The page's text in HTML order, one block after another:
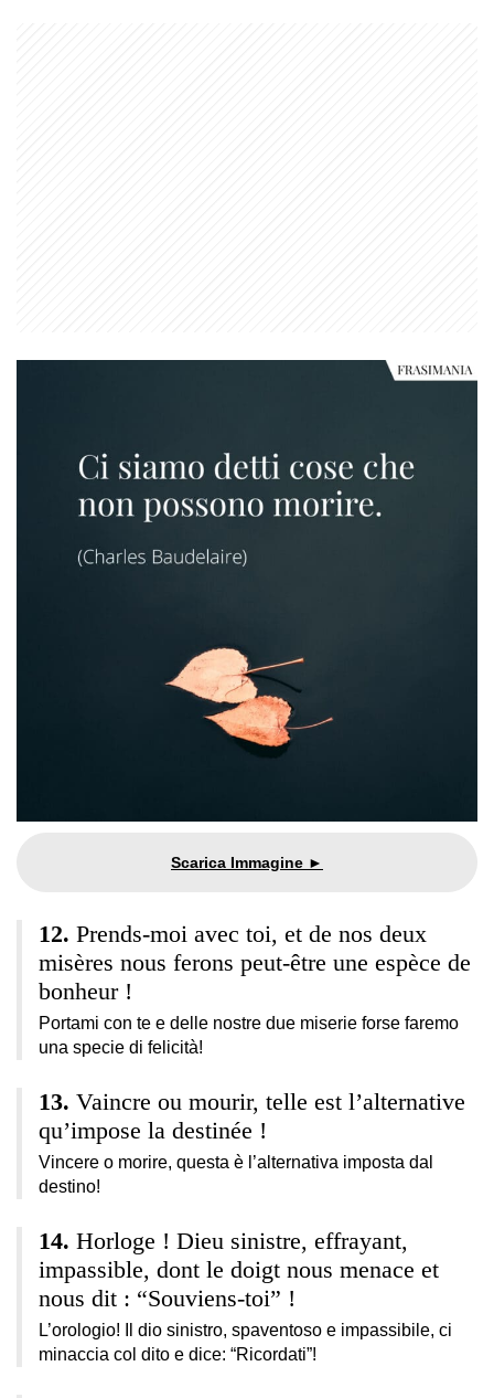
Prends-moi avec toi, et de nos deux
misères nous ferons peut-être une espèce de
bonheur !
Portami con te e delle nostre due miserie forse faremo
una specie di felicità!
Vaincre ou mourir, telle est l’alternative
qu’impose la destinée !
Vincere o morire, questa è l’alternativa imposta dal
destino!
Horloge ! Dieu sinistre, effrayant,
impassible, dont le doigt nous menace et
nous dit : “Souviens-toi” !
L’orologio! Il dio sinistro, spaventoso e impassibile, ci
minaccia col dito e dice: “Ricordati”!